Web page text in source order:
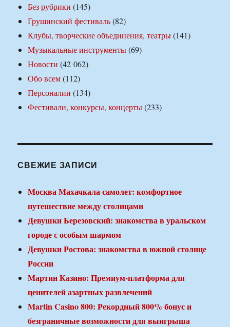
Без рубрики (145)
Грушинский фестиваль(82)
Клубы, творческие объединения, театры(141)
Музыкальные инструменты(69)
Новости (42 062)
Обо всем(112)
Персоналии (134)
Фестивали, конкурсы, концерты(233)
СВЕЖИЕ ЗАПИСИ
Москва Махачкала самолет: комфортное
путешествие между столицами
Девушки Березовский: знакомства в уральском
городе с особым шармом
Девушки Ростова: знакомства в южной столице
России
Мартин Казино: Премиум-платформа для
ценителей азартных развлечений
Martin Casino 800: Рекордный 800% бонус и
безграничные возможности для выигрыша